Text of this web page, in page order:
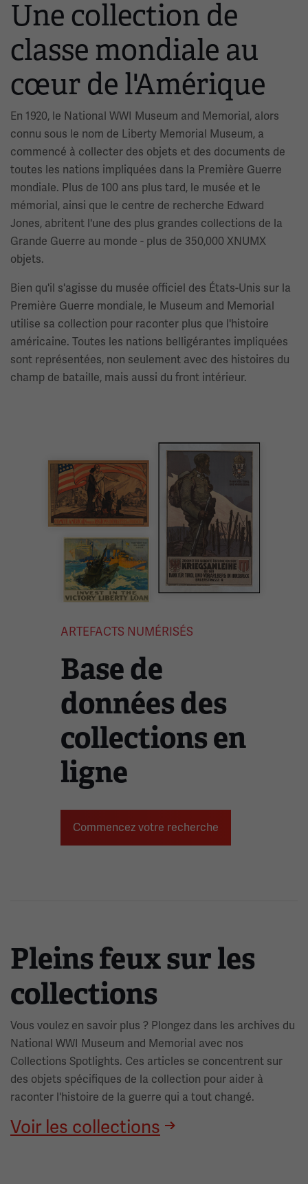
Une collection de
classe mondiale au
cœur de l'Amérique
En 1920, le National WWI Museum and Memorial, alors
connu sous le nom de Liberty Memorial Museum, a
commencé à collecter des objets et des documents de
toutes les nations impliquées dans la Première Guerre
mondiale. Plus de 100 ans plus tard, le musée et le
mémorial, ainsi que le centre de recherche Edward
Jones, abritent l'une des plus grandes collections de la
Grande Guerre au monde - plus de 350,000 XNUMX
objets.
Bien qu'il s'agisse du musée officiel des États-Unis sur la
Première Guerre mondiale, le Museum and Memorial
utilise sa collection pour raconter plus que l'histoire
américaine. Toutes les nations belligérantes impliquées
sont représentées, non seulement avec des histoires du
champ de bataille, mais aussi du front intérieur.
ARTEFACTS NUMÉRISÉS
Base de
données des
collections en
ligne
Commencez votre recherche
Pleins feux sur les
collections
Vous voulez en savoir plus ? Plongez dans les archives du
National WWI Museum and Memorial avec nos
Collections Spotlights. Ces articles se concentrent sur
des objets spécifiques de la collection pour aider à
raconter l'histoire de la guerre qui a tout changé.
Voir les collections